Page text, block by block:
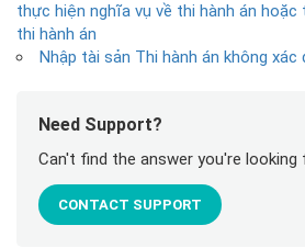
thực hiện nghĩa vụ về thi hành án
thi hành án
Nhập tài sản Thi hành án không
Need Support?
Can't find the answer you're looking
CONTACT SUPPORT